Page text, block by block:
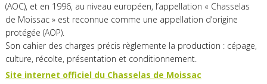
(AOC), et en 1996, au niveau européen, l’appellation « Chasselas
de Moissac » est reconnue comme une appellation d’origine
protégée (AOP).
Son cahier des charges précis règlemente la production : cépage,
culture, récolte, présentation et conditionnement.
Site internet officiel du Chasselas de Moissac